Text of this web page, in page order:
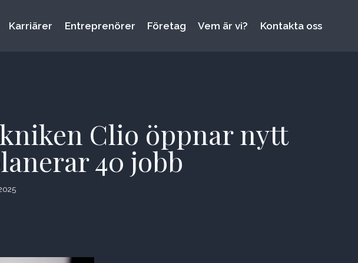
Karriärer Entreprenörer Företag Vem är vi? Kontakta oss
Clio öppnar nytt
40 jobb